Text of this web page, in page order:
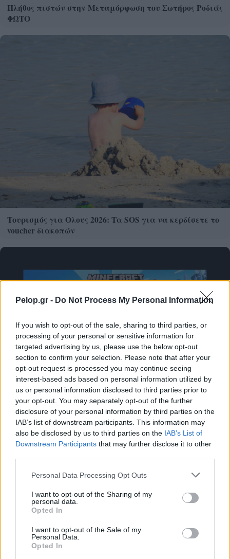
Pelop.gr - Do Not Process My Personal Information
If you wish to opt-out of the sale, sharing to third parties, or
processing of your personal or sensitive information for
targeted advertising by us, please use the below opt-out
section to confirm your selection. Please note that after your
opt-out request is processed you may continue seeing
interest-based ads based on personal information utilized by
us or personal information disclosed to third parties prior to
your opt-out. You may separately opt-out of the further
disclosure of your personal information by third parties on the
IAB’s list of downstream participants. This information may
also be disclosed by us to third parties on the IAB’s List of
Downstream Participants that may further disclose it to other
Please note that this website/app uses one or more Google
not limited to your visit or usage behaviour. You may click to
grant or deny consent to Google and its third-party tags to
use your data for below specified purposes in below Google
consent section.
Personal Data Processing Opt Outs
I want to opt-out of the Sharing of my
personal data.
Opted In
I want to opt-out of the Sale of my
Personal Data.
Opted In
Πλήθος πιστών στην Μεταμόρφωση του Σωτήρος Ροδιάς
ΦΩΤΟ
Τουρισμός για Ολους 2026: Τα SOS για να κερδίσετε το
voucher διακοπών
Το Minecraft έρχεται στο Nintendo Switch 2 όπως δεν το
έχετε ξαναδεί